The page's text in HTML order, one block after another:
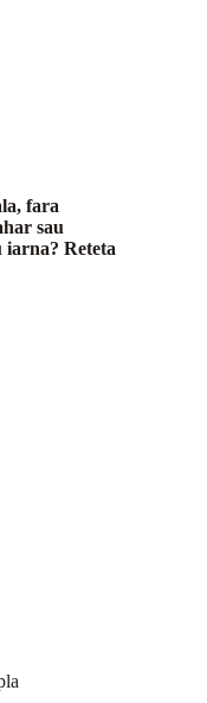
fara
sau
Reteta